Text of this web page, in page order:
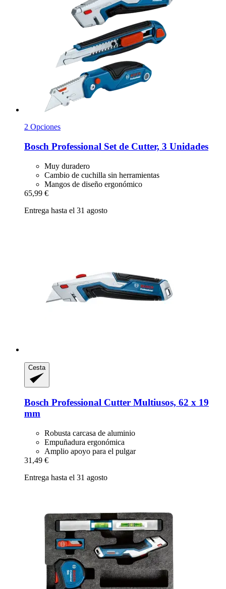
2 Opciones
Bosch Professional Set de Cutter, 3 Unidades
Muy duradero
Cambio de cuchilla sin herramientas
Mangos de diseño ergonómico
65,99 €
Entrega hasta el 31 agosto
Cesta
Bosch Professional Cutter Multiusos, 62 x 19
mm
Robusta carcasa de aluminio
Empuñadura ergonómica
Amplio apoyo para el pulgar
31,49 €
Entrega hasta el 31 agosto